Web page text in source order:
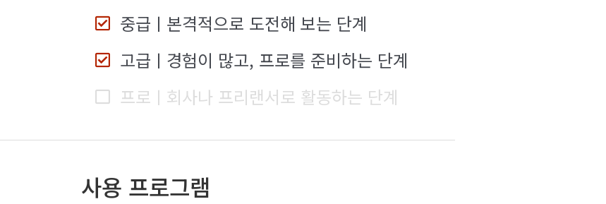
중급 ㅣ본격적으로 도전해 보는 단계
고급 ㅣ경험이 많고, 프로를 준비하는 단계
프로 ㅣ회사나 프리랜서로 활동하는 단계
사용 프로그램